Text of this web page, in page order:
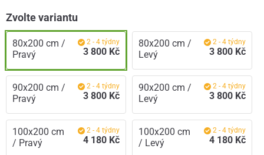
Zvolte variantu
80x200 cm /
Pravý
2 - 4 týdny
3 800 Kč
80x200 cm /
Levý
2 - 4 týdny
3 800 Kč
90x200 cm /
Pravý
2 - 4 týdny
3 800 Kč
90x200 cm /
Levý
2 - 4 týdny
3 800 Kč
100x200 cm
/ Pravý
2 - 4 týdny
4 180 Kč
100x200 cm
/ Levý
2 - 4 týdny
4 180 Kč